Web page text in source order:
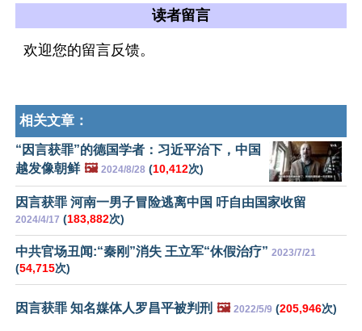
读者留言
欢迎您的留言反馈。
相关文章：
“因言获罪”的德国学者：习近平治下，中国
越发像朝鲜 🖼️ 2024/8/28 (10,412次)
因言获罪 河南一男子冒险逃离中国 吁自由国家收留
2024/4/17 (183,882次)
中共官场丑闻:“秦刚”消失 王立军“休假治疗” 2023/7/21
(54,715次)
因言获罪 知名媒体人罗昌平被判刑 🖼️ 2022/5/9 (205,946次)